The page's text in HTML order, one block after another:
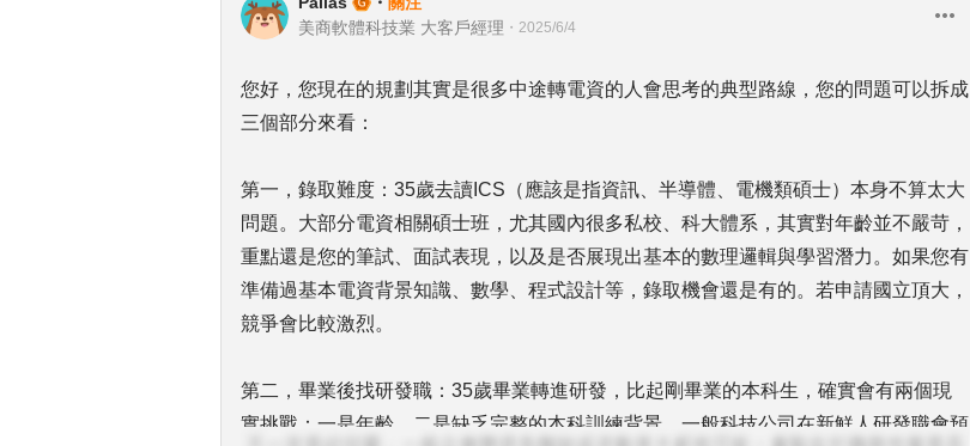
美商軟體科技業 大客戶經理 ・ 2025/6/4
您好，您現在的規劃其實是很多中途轉電資的人會思考的典型路線，您的問題可以拆成
三個部分來看：
第一，錄取難度：35歲去讀ICS（應該是指資訊、半導體、電機類碩士）本身不算太大
問題。大部分電資相關碩士班，尤其國內很多私校、科大體系，其實對年齡並不嚴苛，
重點還是您的筆試、面試表現，以及是否展現出基本的數理邏輯與學習潛力。如果您有
準備過基本電資背景知識、數學、程式設計等，錄取機會還是有的。若申請國立頂大，
競爭會比較激烈。
第二，畢業後找研發職：35歲畢業轉進研發，比起剛畢業的本科生，確實會有兩個現
實挑戰：一是年齡，二是缺乏完整的本科訓練背景。一般科技公司在新鮮人研發職會預